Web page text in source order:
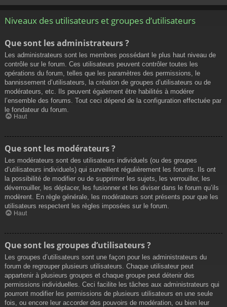
Niveaux des utilisateurs et groupes d’utilisateurs
Que sont les administrateurs ?
Les administrateurs sont les membres possédant le plus haut niveau de
contrôle sur le forum. Ces utilisateurs peuvent contrôler toutes les
opérations du forum, telles que les paramètres des permissions, le
bannissement d’utilisateurs, la création de groupes d’utilisateurs ou de
modérateurs, etc. Ils peuvent également être habilités à modérer
l’ensemble des forums. Tout ceci dépend de la configuration effectuée par
le fondateur du forum.
Haut
Que sont les modérateurs ?
Les modérateurs sont des utilisateurs individuels (ou des groupes
d’utilisateurs individuels) qui surveillent régulièrement les forums. Ils ont
la possibilité de modifier ou de supprimer les sujets, les verrouiller, les
déverrouiller, les déplacer, les fusionner et les diviser dans le forum qu’ils
modèrent. En règle générale, les modérateurs sont présents pour que les
utilisateurs respectent les règles imposées sur le forum.
Haut
Que sont les groupes d’utilisateurs ?
Les groupes d’utilisateurs sont une façon pour les administrateurs du
forum de regrouper plusieurs utilisateurs. Chaque utilisateur peut
appartenir à plusieurs groupes et chaque groupe peut détenir des
permissions individuelles. Ceci facilite les tâches aux administrateurs qui
pourront modifier les permissions de plusieurs utilisateurs en une seule
fois, ou encore leur accorder des pouvoirs de modération, ou bien leur